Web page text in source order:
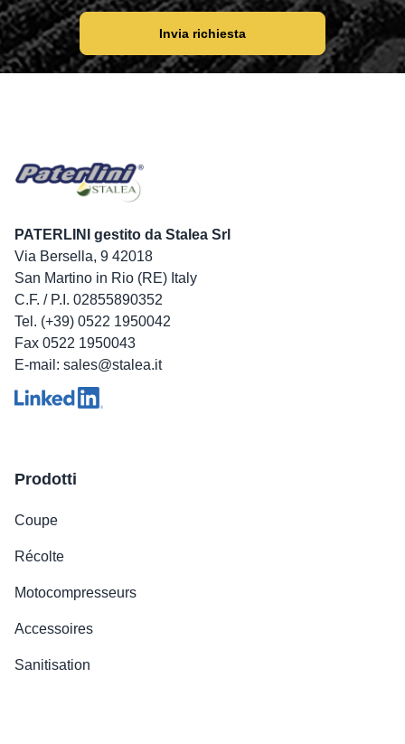
Invia richiesta
PATERLINI gestito da Stalea Srl
Via Bersella, 9 42018
San Martino in Rio (RE) Italy
C.F. / P.I. 02855890352
Tel. (+39) 0522 1950042
Fax 0522 1950043
E-mail: sales@stalea.it
Prodotti
Coupe
Récolte
Motocompresseurs
Accessoires
Sanitisation